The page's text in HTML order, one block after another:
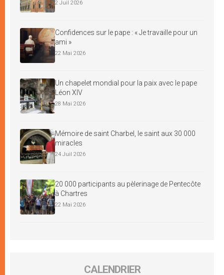
2 Juil 2026
Confidences sur le pape : « Je travaille pour un
ami »
22 Mai 2026
Un chapelet mondial pour la paix avec le pape
Léon XIV
28 Mai 2026
Mémoire de saint Charbel, le saint aux 30 000
miracles
24 Juil 2026
20 000 participants au pèlerinage de Pentecôte
à Chartres
22 Mai 2026
CALENDRIER